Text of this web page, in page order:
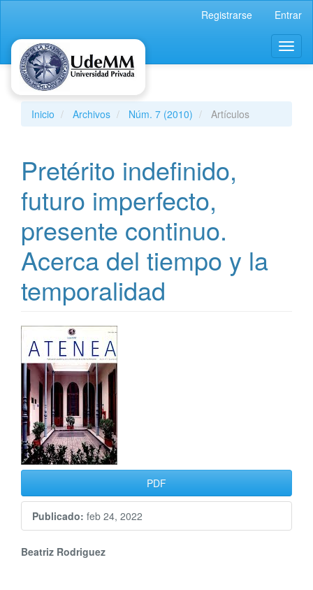
principal
Barra
lateral
Registrarse Entrar
Inicio Archivos Núm. 7 (2010) Artículos
Pretérito indefinido,
futuro imperfecto,
presente continuo.
Acerca del tiempo y la
temporalidad
Barra
lateral
del
artículo
PDF
Publicado: feb 24, 2022
Contenido
Beatriz Rodriguez